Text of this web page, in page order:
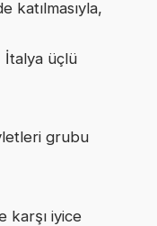
katılmasıyla,
İtalya üçlü
grubu
karşı iyice